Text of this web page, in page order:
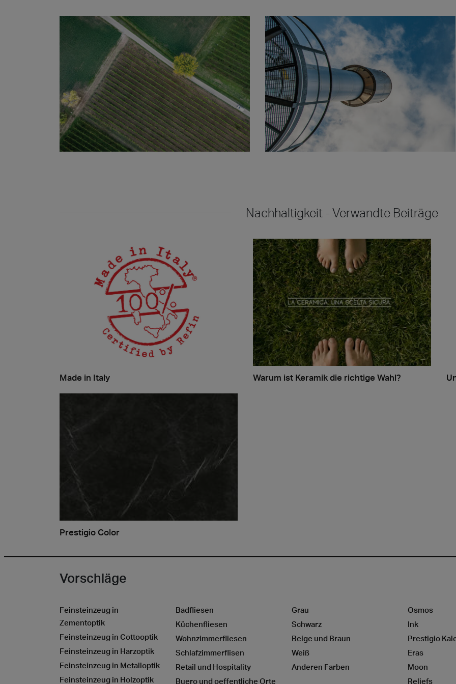
Nachhaltigkeit - Verwandte Beiträge
Made in Italy Warum ist Keramik die richtige Wahl?
Prestigio Color
Vorschläge
Feinsteinzeug in
Zementoptik
Feinsteinzeug in Cottooptik
Feinsteinzeug in Harzoptik
Feinsteinzeug in Metalloptik
Feinsteinzeug in Holzoptik
Badfliesen
Küchenfliesen
Wohnzimmerfliesen
Schlafzimmerflisen
Retail und Hospitality
Buero und oeffentliche Orte
Grau
Schwarz
Beige und Braun
Weiß
Anderen Farben
Osmos
Ink
Prestigio
Eras
Moon
Reliefs